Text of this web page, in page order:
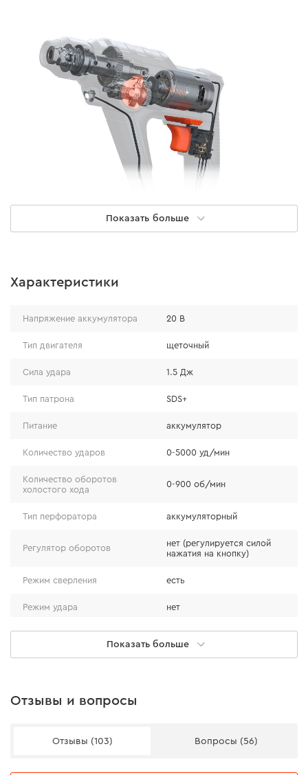
Двигатель нового поколения с увеличенной
обеспечивает продуктивную работу с различными
моментом и увеличенным сроком службы — от 5
лет.
Показать больше
Характеристики
Напряжение аккумулятора 20 В
Тип двигателя щеточный
Сила удара 1.5 Дж
Тип патрона SDS+
Питание аккумулятор
Количество ударов 0-5000 уд/мин
Количество оборотов
холостого хода
0-900 об/мин
Тип перфоратора аккумуляторный
Регулятор оборотов
нет (регулируется силой
нажатия на кнопку)
Режим сверления есть
Режим удара нет
Режим сверления с ударом есть
Диаметр сверления: сталь 8 мм
дерево
Показать больше
Отзывы и вопросы
Отзывы (103) Вопросы (56)